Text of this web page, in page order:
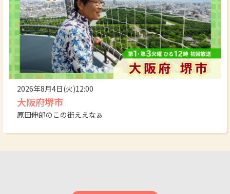
2026年8月4日(火)12:00
大阪府堺市
原田伸郎のこの街ええなぁ